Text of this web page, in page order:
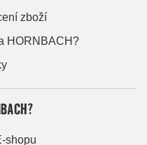
zboží
HORNBACH?
shopu